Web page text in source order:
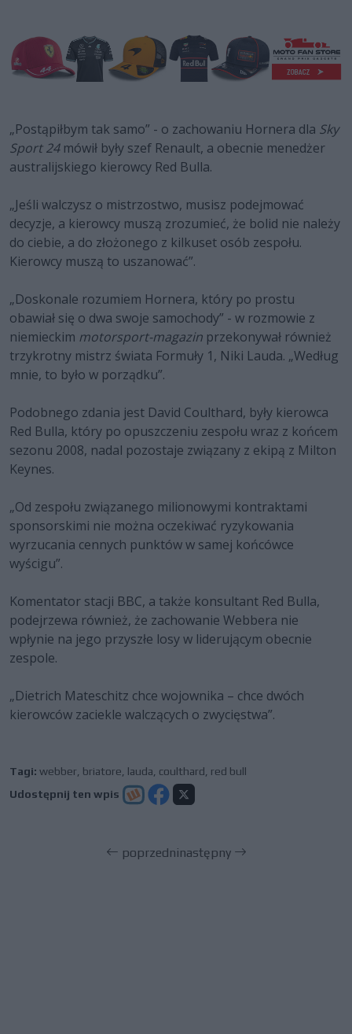
„Postąpiłbym tak samo” - o zachowaniu Hornera dla Sky
Sport 24mówił były szef Renault, a obecnie menedżer
australijskiego kierowcy Red Bulla.
„Jeśli walczysz o mistrzostwo, musisz podejmować
decyzje, a kierowcy muszą zrozumieć, że bolid nie należy
do ciebie, a do złożonego z kilkuset osób zespołu.
Kierowcy muszą to uszanować”.
„Doskonale rozumiem Hornera, który po prostu
obawiał się o dwa swoje samochody” - w rozmowie z
niemieckim motorsport-magazin przekonywał również
trzykrotny mistrz świata Formuły 1, Niki Lauda. „Według
mnie, to było w porządku”.
Podobnego zdania jest David Coulthard, były kierowca
Red Bulla, który po opuszczeniu zespołu wraz z końcem
sezonu 2008, nadal pozostaje związany z ekipą z Milton
Keynes.
„Od zespołu związanego milionowymi kontraktami
sponsorskimi nie można oczekiwać ryzykowania
wyrzucania cennych punktów w samej końcówce
wyścigu”.
Komentator stacji BBC, a także konsultant Red Bulla,
podejrzewa również, że zachowanie Webbera nie
wpłynie na jego przyszłe losy w liderującym obecnie
zespole.
„Dietrich Mateschitz chce wojownika – chce dwóch
kierowców zaciekle walczących o zwycięstwa”.
Tagi: webber briatore lauda coulthard red bull
Udostępnij ten wpis
poprzedninastępny